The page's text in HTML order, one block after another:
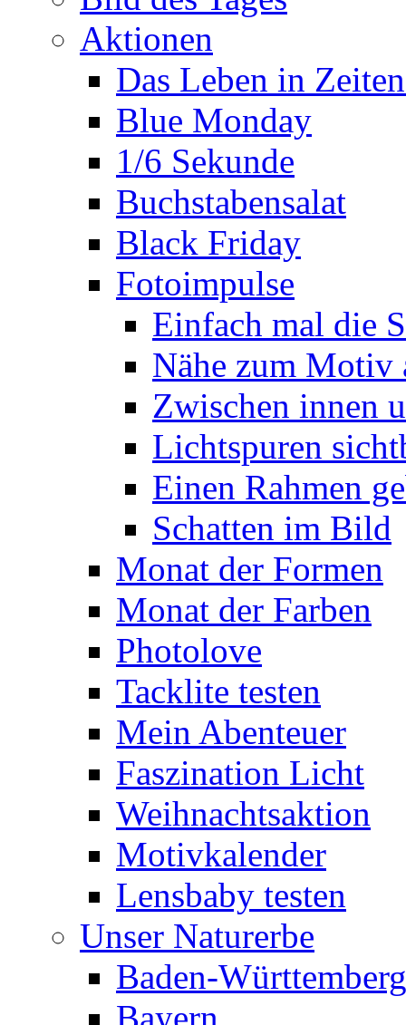
Aktionen
Das Leben in
Blue Monday
1/6 Sekunde
Buchstabensalat
Black Friday
Fotoimpulse
Einfach mal die
Nähe zum Motiv
Zwischen innen
Lichtspuren
Einen Rahmen
Schatten im Bild
Monat der Formen
Monat der Farben
Photolove
Tacklite testen
Mein Abenteuer
Faszination Licht
Weihnachtsaktion
Motivkalender
Lensbaby testen
Unser Naturerbe
Baden-Württemberg